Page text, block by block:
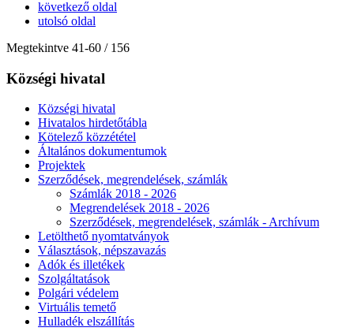
következő oldal
utolsó oldal
Megtekintve 41-60 / 156
Községi hivatal
Községi hivatal
Hivatalos hirdetőtábla
Kötelező közzététel
Általános dokumentumok
Projektek
Szerződések, megrendelések, számlák
Számlák 2018 - 2026
Megrendelések 2018 - 2026
Szerződések, megrendelések, számlák - Archívum
Letölthető nyomtatványok
Választások, népszavazás
Adók és illetékek
Szolgáltatások
Polgári védelem
Virtuális temető
Hulladék elszállítás